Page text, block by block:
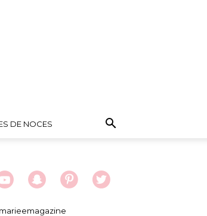
DE NOCES